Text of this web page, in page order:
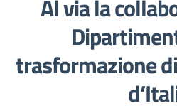
Al via la
trasformazione